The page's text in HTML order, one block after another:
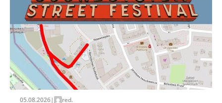
Zapamiętaj moje dane w tej przeglądarce podczas
pisania kolejnych komentarzy.
05.08.2026| red.